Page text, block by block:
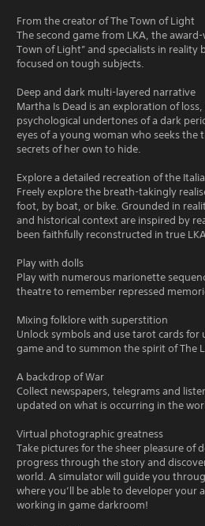
From the creator of The Town of Light
The second game from LKA, the
Town of Light” and specialists in reality
focused on tough subjects.
Deep and dark multi-layered narrative
Martha Is Dead is an exploration of
psychological undertones of a dark
eyes of a young woman who seeks the
secrets of her own to hide.
Explore a detailed recreation of the
Freely explore the breath-takingly
foot, by boat, or bike. Grounded in
and historical context are inspired by
been faithfully reconstructed in true
Play with dolls
Play with numerous marionette
theatre to remember repressed
Mixing folklore with superstition
Unlock symbols and use tarot cards for
game and to summon the spirit of The
A backdrop of War
Collect newspapers, telegrams and
updated on what is occurring in the
Virtual photographic greatness
Take pictures for the sheer pleasure of
progress through the story and
world. A simulator will guide you
where you’ll be able to developer your
working in game darkroom!